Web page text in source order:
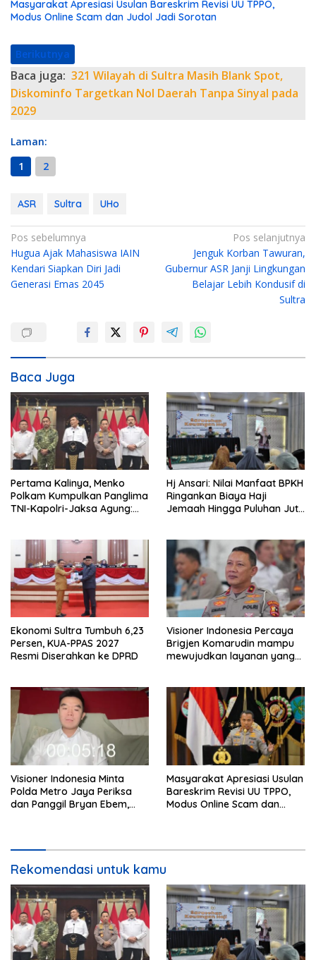
Masyarakat Apresiasi Usulan Bareskrim Revisi UU TPPO,
Modus Online Scam dan Judol Jadi Sorotan
Berikutnya
Baca juga: 321 Wilayah di Sultra Masih Blank Spot,
Diskominfo Targetkan Nol Daerah Tanpa Sinyal pada
2029
Laman:
1
2
ASR Sultra UHo
N
a
v
s
i
p
o
s
Pos sebelumnya
Hugua Ajak Mahasiswa IAIN
Kendari Siapkan Diri Jadi
Generasi Emas 2045
Pos selanjutnya
Jenguk Korban Tawuran,
Gubernur ASR Janji Lingkungan
Belajar Lebih Kondusif di
Sultra
Baca Juga
Pertama Kalinya, Menko
Polkam Kumpulkan Panglima
TNI-Kapolri-Jaksa Agung:
Hj Ansari: Nilai Manfaat BPKH
Ringankan Biaya Haji
Jemaah Hingga Puluhan Juta
Ekonomi Sultra Tumbuh 6,23
Persen, KUA-PPAS 2027
Resmi Diserahkan ke DPRD
Visioner Indonesia Percaya
Brigjen Komarudin mampu
mewujudkan layanan yang
Visioner Indonesia Minta
Polda Metro Jaya Periksa
dan Panggil Bryan Ebem,
Masyarakat Apresiasi Usulan
Bareskrim Revisi UU TPPO,
Modus Online Scam dan
Rekomendasi untuk kamu